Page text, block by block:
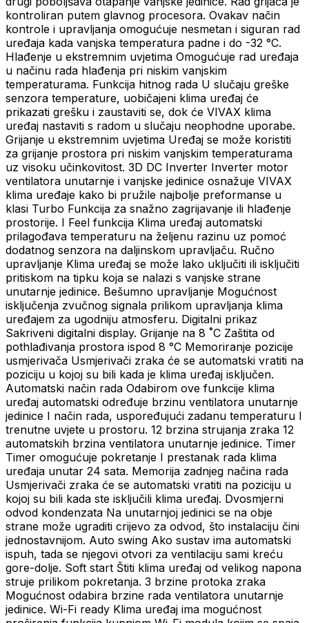
kontroliran putem glavnog procesora. Ovakav način
kontrole i upravljanja omogućuje nesmetan i siguran rad
uređaja kada vanjska temperatura padne i do -32 °C.
Hlađenje u ekstremnim uvjetima Omogućuje rad uređaja
u načinu rada hlađenja pri niskim vanjskim
temperaturama. Funkcija hitnog rada U slučaju greške
senzora temperature, uobičajeni klima uređaj će
prikazati grešku i zaustaviti se, dok će VIVAX klima
uređaj nastaviti s radom u slučaju neophodne uporabe.
Grijanje u ekstremnim uvjetima Uređaj se može koristiti
za grijanje prostora pri niskim vanjskim temperaturama
uz visoku učinkovitost. 3D DC Inverter Inverter motor
ventilatora unutarnje i vanjske jedinice osnažuje VIVAX
klima uređaje kako bi pružile najbolje preformanse u
klasi Turbo Funkcija za snažno zagrijavanje ili hlađenje
prostorije. I Feel funkcija Klima uređaj automatski
prilagođava temperaturu na željenu razinu uz pomoć
dodatnog senzora na daljinskom upravljaču. Ručno
upravljanje Klima uređaj se može lako uključiti ili isključiti
pritiskom na tipku koja se nalazi s vanjske strane
unutarnje jedinice. Bešumno upravljanje Mogućnost
isključenja zvučnog signala prilikom upravljanja klima
uređajem za ugodniju atmosferu. Digitalni prikaz
Sakriveni digitalni display. Grijanje na 8 ˚C Zaštita od
pothlađivanja prostora ispod 8 °C Memoriranje pozicije
usmjerivača Usmjerivači zraka će se automatski vratiti na
poziciju u kojoj su bili kada je klima uređaj isključen.
Automatski način rada Odabirom ove funkcije klima
uređaj automatski određuje brzinu ventilatora unutarnje
jedinice I način rada, uspoređujući zadanu temperaturu I
trenutne uvjete u prostoru. 12 brzina strujanja zraka 12
automatskih brzina ventilatora unutarnje jedinice. Timer
Timer omogućuje pokretanje I prestanak rada klima
uređaja unutar 24 sata. Memorija zadnjeg načina rada
Usmjerivači zraka će se automatski vratiti na poziciju u
kojoj su bili kada ste isključili klima uređaj. Dvosmjerni
odvod kondenzata Na unutarnjoj jedinici se na obje
strane može ugraditi crijevo za odvod, što instalaciju čini
jednostavnijom. Auto swing Ako sustav ima automatski
ispuh, tada se njegovi otvori za ventilaciju sami kreću
gore-dolje. Soft start Štiti klima uređaj od velikog napona
struje prilikom pokretanja. 3 brzine protoka zraka
Mogućnost odabira brzine rada ventilatora unutarnje
jedinice. Wi-Fi ready Klima uređaj ima mogućnost